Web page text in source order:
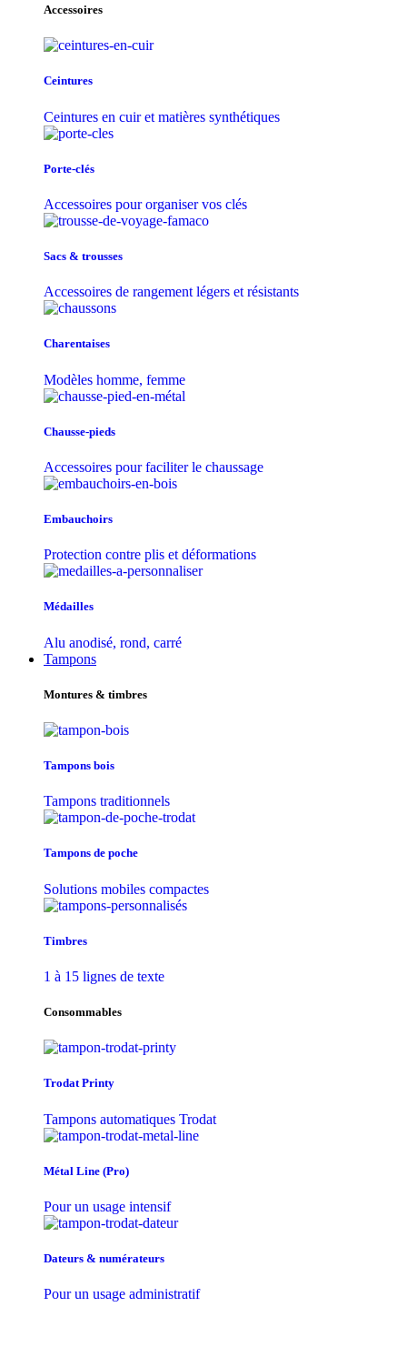
Accessoires
Ceintures
Ceintures en cuir et matières synthétiques
Porte-clés
Accessoires pour organiser vos clés
Sacs & trousse​s
Accessoires de rangement légers et résistants
Charentaises
Modèles homme, femme
Chausse-pieds
Accessoires pour faciliter le chaussage
Embauchoirs
Protection contre plis et déformations
Médailles
Alu anodisé, rond, carré
Tampons
Montures & timbres
Tampons bois
Tampons traditionnels
Tampons de poche
Solutions mobiles compactes
Timbres
1 à 15 lignes de texte
Consommables
Trodat Printy
Tampons automatiques Trodat
Métal Line (Pro)
Pour un usage intensif
Dateurs & numérateurs
Pour un usage administratif